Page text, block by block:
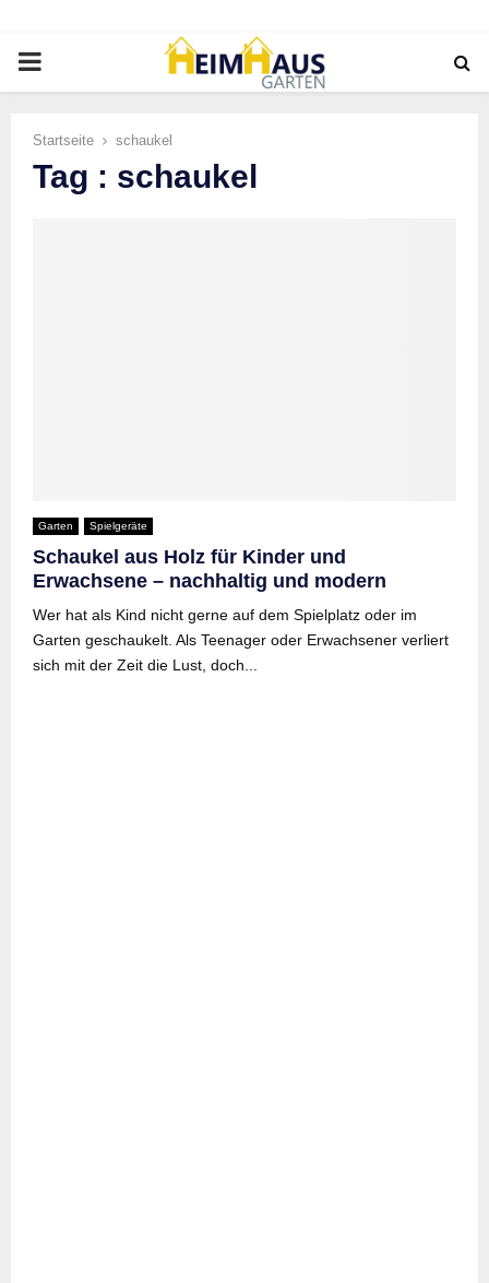
PRIMARY
Startseite schaukel
Tag : schaukel
Garten Spielgeräte
Schaukel aus Holz für Kinder und
Erwachsene – nachhaltig und modern
Wer hat als Kind nicht gerne auf dem Spielplatz oder im
Garten geschaukelt. Als Teenager oder Erwachsener verliert
sich mit der Zeit die Lust, doch...